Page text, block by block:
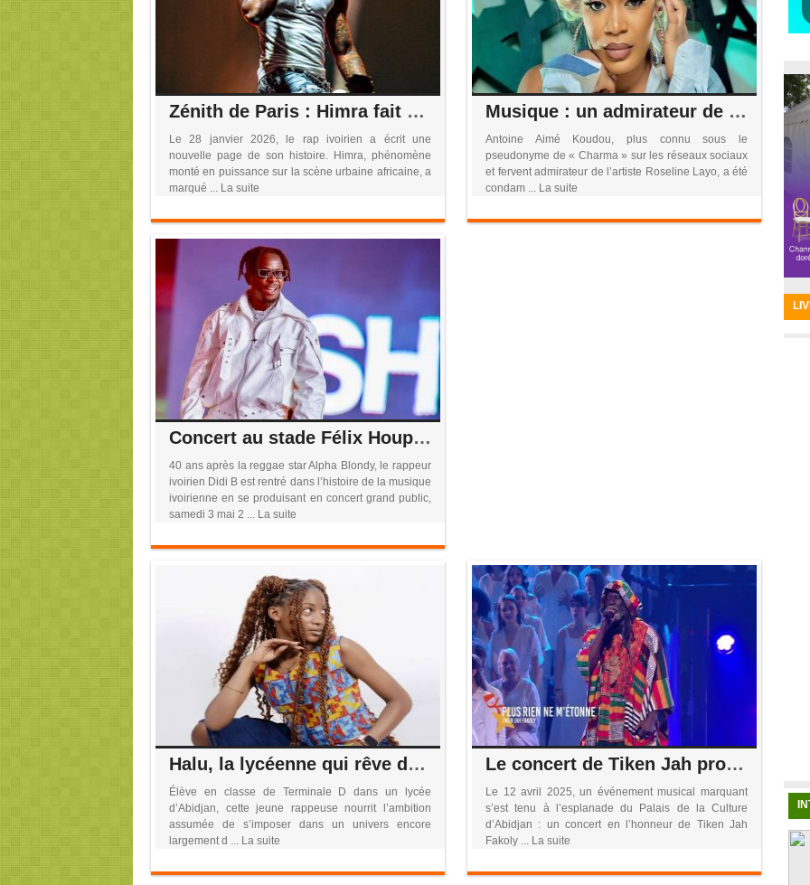
Zénith de Paris : Himra fait sensation et décroche son 1er disque d’or Snep
Le 28 janvier 2026, le rap ivoirien a écrit une
nouvelle page de son histoire. Himra, phénomène
monté en puissance sur la scène urbaine africaine, a
marqué ... La suite
Musique : un admirateur de Roseline Layo écope d’un an de prison pour harcèlement envers Josey
Antoine Aimé Koudou, plus connu sous le
pseudonyme de « Charma » sur les réseaux sociaux
et fervent admirateur de l’artiste Roseline Layo, a été
condam ... La suite
Concert au stade Félix Houphouët Boigny : 40 ans après Alpha Blondy, Didi B rentre dans l’histoire
40 ans après la reggae star Alpha Blondy, le rappeur
ivoirien Didi B est rentré dans l’histoire de la musique
ivoirienne en se produisant en concert grand public,
samedi 3 mai 2 ... La suite
Halu, la lycéenne qui rêve de régner sur le rap ivoirien
Élève en classe de Terminale D dans un lycée
d’Abidjan, cette jeune rappeuse nourrit l’ambition
assumée de s’imposer dans un univers encore
largement d ... La suite
Le concert de Tiken Jah produit par Yodé et Siro validé par les artistes « engagés »
Le 12 avril 2025, un événement musical marquant
s’est tenu à l’esplanade du Palais de la Culture
d’Abidjan : un concert en l’honneur de Tiken Jah
Fakoly ... La suite